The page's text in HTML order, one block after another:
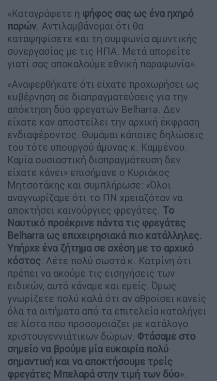
«Καταγράφετε η ψήφος σας ως ένα ηχηρό
παρών. Αντιλαμβάνομαι ότι θα
καταψηφίσετε και τη συμφωνία αμυντικής
συνεργασίας με τις ΗΠΑ. Μετά απορείτε
γιατί σας αποκαλούμε εθνική παραφωνία».
«Αναφερθήκατε ότι είχατε προχωρήσει ως
κυβέρνηση σε διαπραγματεύσεις για την
απόκτηση δύο φρεγατών Belharra. Δεν
είχατε καν αποστείλει την αρχική έκφραση
ενδιαφέροντος. Θυμάμαι κάποιες δηλώσεις
του τότε υπουργού άμυνας κ. Καμμένου.
Καμία ουσιαστική διαπραγμάτευση δεν
είχατε κάνει» επισήμανε ο Κυριάκος
Μητσοτάκης και συμπλήρωσε: «Όλοι
αναγνωρίζαμε ότι το ΠΝ χρειαζόταν να
αποκτήσει καινούργιες φρεγάτες. Το
Ναυτικό προέκρινε πάντα τις φρεγάτες
Belharra ως επιχειρησιακά πιο κατάλληλες.
Υπήρχε ένα ζήτημα σε σχέση με το αρχικό
κόστος. Λέτε πολύ σωστά κ. Κατρίνη ότι
πρέπει να ακούμε τις εισηγήσεις των
ειδικών, αυτό κάναμε και εμείς. Όμως
γνωρίζετε πολύ καλά ότι αν αθροίσει κανείς
όλα τα αιτήματα από τα επιτελεία καταλήγει
σε λίστα που προσομοιάζει με κατάλογο
χριστουγεννιάτικων δώρων. Φτάσαμε στο
σημείο να βρούμε μία ευκαιρία πολύ
σημαντική και να αποκτήσουμε τρείς
φρεγάτες Μπελαρά στην τιμή των δύο».